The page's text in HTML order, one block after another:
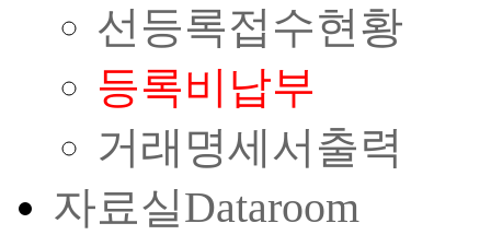
선등록접수현황
등록비납부
거래명세서출력
자료실Dataroom